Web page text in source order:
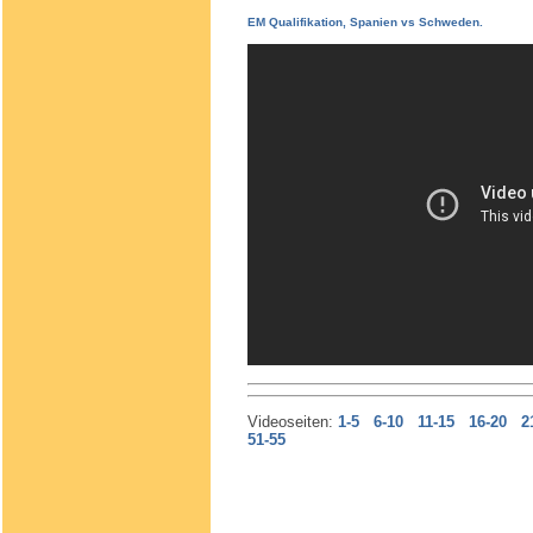
EM Qualifikation, Spanien vs Schweden.
Videoseiten: 1-5 6-10 11-15 16-20
51-55